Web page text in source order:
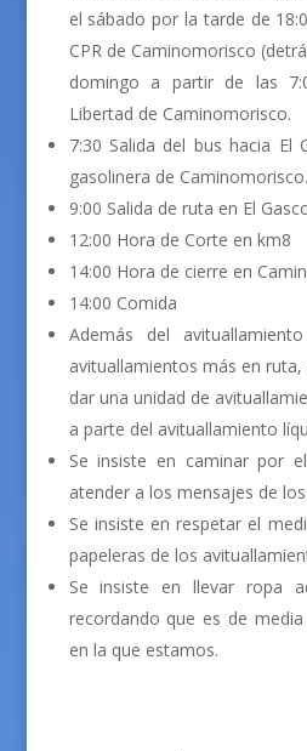
el sábado por la tarde de
CPR de Caminomorisco
domingo a partir de las
Libertad de Caminomorisco.
7:30 Salida del bus hacia El
gasolinera de Caminomorisco.
9:00 Salida de ruta en El
12:00 Hora de Corte en km8
14:00 Hora de cierre en
14:00 Comida
Además del
avituallamientos más en
dar una unidad de
a parte del avituallamiento
Se insiste en caminar por
atender a los mensajes de
Se insiste en respetar el
papeleras de los
Se insiste en llevar ropa
recordando que es de
en la que estamos.